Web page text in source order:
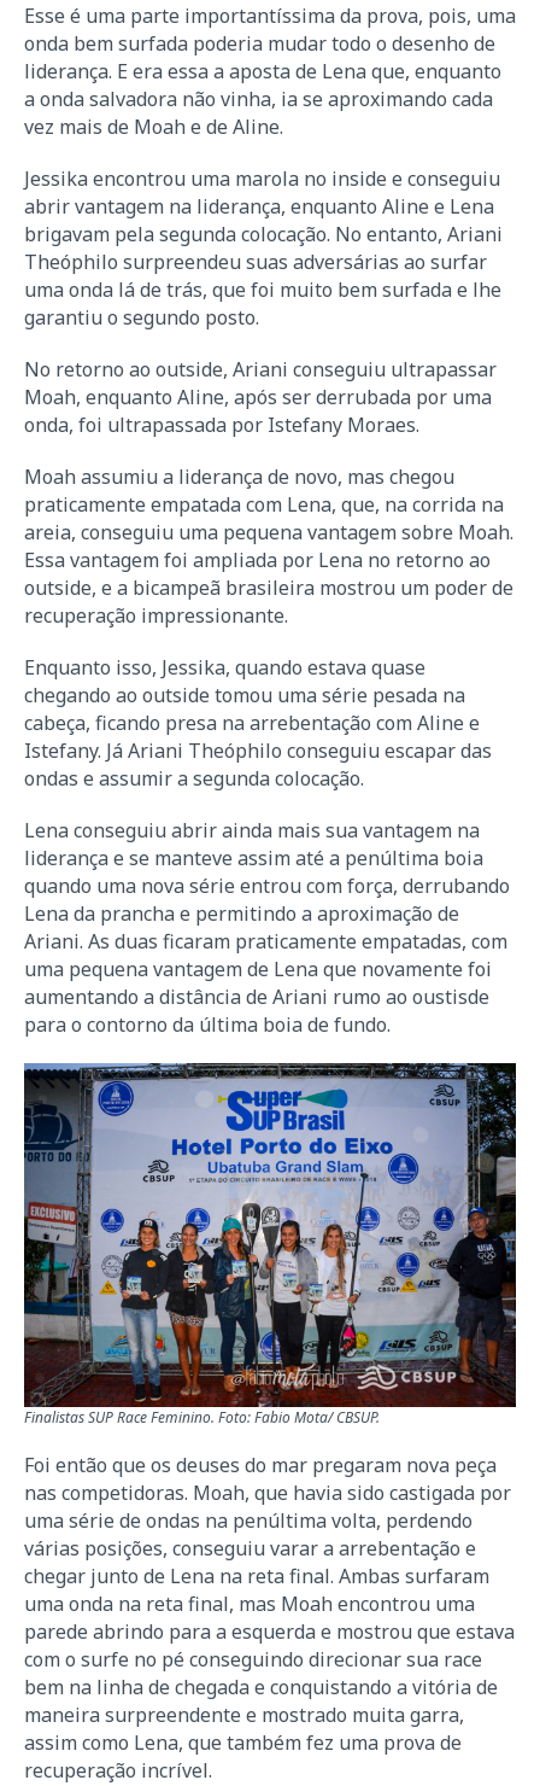
Esse é uma parte importantíssima da prova, pois, uma
onda bem surfada poderia mudar todo o desenho de
liderança. E era essa a aposta de Lena que, enquanto
a onda salvadora não vinha, ia se aproximando cada
vez mais de Moah e de Aline.
Jessika encontrou uma marola no inside e conseguiu
abrir vantagem na liderança, enquanto Aline e Lena
brigavam pela segunda colocação. No entanto, Ariani
Theóphilo surpreendeu suas adversárias ao surfar
uma onda lá de trás, que foi muito bem surfada e lhe
garantiu o segundo posto.
No retorno ao outside, Ariani conseguiu ultrapassar
Moah, enquanto Aline, após ser derrubada por uma
onda, foi ultrapassada por Istefany Moraes.
Moah assumiu a liderança de novo, mas chegou
praticamente empatada com Lena, que, na corrida na
areia, conseguiu uma pequena vantagem sobre Moah.
Essa vantagem foi ampliada por Lena no retorno ao
outside, e a bicampeã brasileira mostrou um poder de
recuperação impressionante.
Enquanto isso, Jessika, quando estava quase
chegando ao outside tomou uma série pesada na
cabeça, ficando presa na arrebentação com Aline e
Istefany. Já Ariani Theóphilo conseguiu escapar das
ondas e assumir a segunda colocação.
Lena conseguiu abrir ainda mais sua vantagem na
liderança e se manteve assim até a penúltima boia
quando uma nova série entrou com força, derrubando
Lena da prancha e permitindo a aproximação de
Ariani. As duas ficaram praticamente empatadas, com
uma pequena vantagem de Lena que novamente foi
aumentando a distância de Ariani rumo ao oustisde
para o contorno da última boia de fundo.
Finalistas SUP Race Feminino. Foto: Fabio Mota/ CBSUP.
Foi então que os deuses do mar pregaram nova peça
nas competidoras. Moah, que havia sido castigada por
uma série de ondas na penúltima volta, perdendo
várias posições, conseguiu varar a arrebentação e
chegar junto de Lena na reta final. Ambas surfaram
uma onda na reta final, mas Moah encontrou uma
parede abrindo para a esquerda e mostrou que estava
com o surfe no pé conseguindo direcionar sua race
bem na linha de chegada e conquistando a vitória de
maneira surpreendente e mostrado muita garra,
assim como Lena, que também fez uma prova de
recuperação incrível.